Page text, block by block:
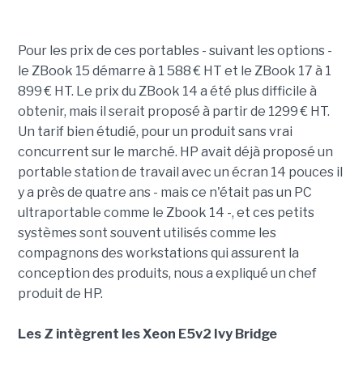
Pour les prix de ces portables - suivant les options -
le ZBook 15 démarre à 1 588 € HT et le ZBook 17 à 1
899 € HT. Le prix du ZBook 14 a été plus difficile à
obtenir, mais il serait proposé à partir de 1299 € HT.
Un tarif bien étudié, pour un produit sans vrai
concurrent sur le marché. HP avait déjà proposé un
portable station de travail avec un écran 14 pouces il
y a près de quatre ans - mais ce n'était pas un PC
ultraportable comme le Zbook 14 -, et ces petits
systèmes sont souvent utilisés comme les
compagnons des workstations qui assurent la
conception des produits, nous a expliqué un chef
produit de HP.
Les Z intègrent les Xeon E5v2 Ivy Bridge